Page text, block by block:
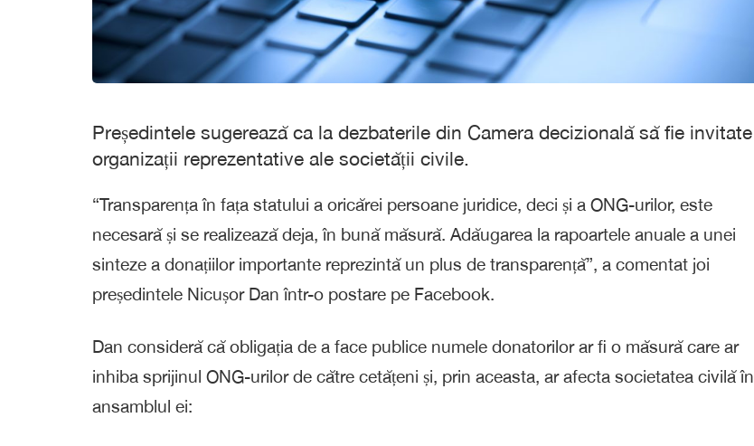
Președintele sugerează ca la dezbaterile din Camera decizională să fie invitate
organizații reprezentative ale societății civile.
“Transparența în fața statului a oricărei persoane juridice, deci și a ONG-urilor, este
necesară și se realizează deja, în bună măsură. Adăugarea la rapoartele anuale a unei
sinteze a donațiilor importante reprezintă un plus de transparență”, a comentat joi
președintele Nicușor Dan într-o postare pe Facebook.
Dan consideră că obligația de a face publice numele donatorilor ar fi o măsură care ar
inhiba sprijinul ONG-urilor de către cetățeni și, prin aceasta, ar afecta societatea civilă în
ansamblul ei: